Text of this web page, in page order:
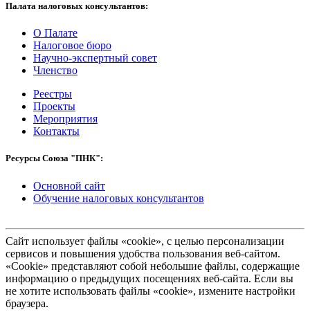
Палата налоговых консультантов:
О Палате
Налоговое бюро
Научно-экспертный совет
Членство
Реестры
Проекты
Мероприятия
Контакты
Ресурсы Союза "ПНК":
Основной сайт
Обучение налоговых консультантов
Сайт использует файлы «cookie», с целью персонализации
сервисов и повышения удобства пользования веб-сайтом.
«Cookie» представляют собой небольшие файлы, содержащие
информацию о предыдущих посещениях веб-сайта. Если вы
не хотите использовать файлы «cookie», измените настройки
браузера.